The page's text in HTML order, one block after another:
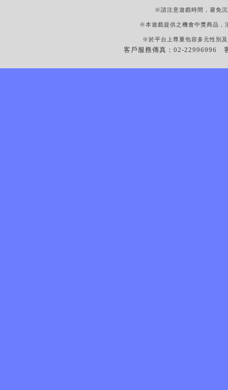
※請注意遊戲時間，避免
※本遊戲提供之機會中獎商品，
※於平台上尊重包容多元性別
客戶服務傳真：02-22996996